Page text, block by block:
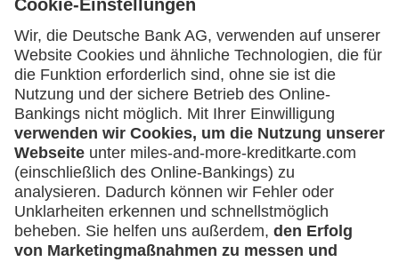
Service
Häufige Fragen
Downloadcenter
Kontakt
Mehr